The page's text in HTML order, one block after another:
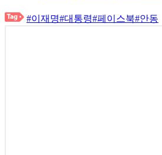
#이재명#대통령#페이스북#안동